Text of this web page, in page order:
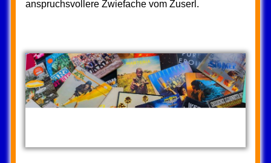
anspruchsvollere Zwiefache vom Zuserl.